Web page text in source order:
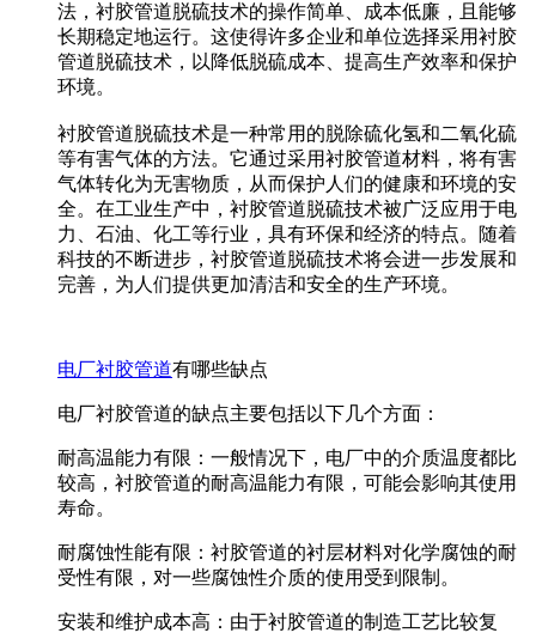
法，衬胶管道脱硫技术的操作简单、成本低廉，且能够
长期稳定地运行。这使得许多企业和单位选择采用衬胶
管道脱硫技术，以降低脱硫成本、提高生产效率和保护
环境。
衬胶管道脱硫技术是一种常用的脱除硫化氢和二氧化硫
等有害气体的方法。它通过采用衬胶管道材料，将有害
气体转化为无害物质，从而保护人们的健康和环境的安
全。在工业生产中，衬胶管道脱硫技术被广泛应用于电
力、石油、化工等行业，具有环保和经济的特点。随着
科技的不断进步，衬胶管道脱硫技术将会进一步发展和
完善，为人们提供更加清洁和安全的生产环境。
电厂衬胶管道有哪些缺点
电厂衬胶管道的缺点主要包括以下几个方面：
耐高温能力有限：一般情况下，电厂中的介质温度都比
较高，衬胶管道的耐高温能力有限，可能会影响其使用
寿命。
耐腐蚀性能有限：衬胶管道的衬层材料对化学腐蚀的耐
受性有限，对一些腐蚀性介质的使用受到限制。
安装和维护成本高：由于衬胶管道的制造工艺比较复